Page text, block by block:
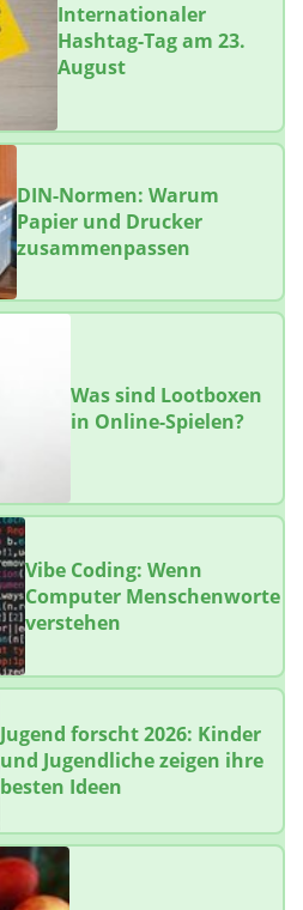
Internationaler
Hashtag-Tag am 23.
August
DIN-Normen: Warum
Papier und Drucker
zusammenpassen
Was sind Lootboxen
in Online-Spielen?
Vibe Coding: Wenn
Computer Menschenworte
verstehen
Jugend forscht 2026: Kinder
und Jugendliche zeigen ihre
besten Ideen